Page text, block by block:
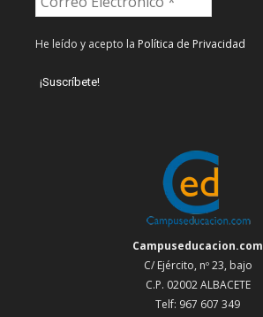
He leído y acepto la Política de Privacidad
Campuseducacion.com
C/ Ejército, nº 23, bajo
C.P. 02002 ALBACETE
Telf: 967 607 349